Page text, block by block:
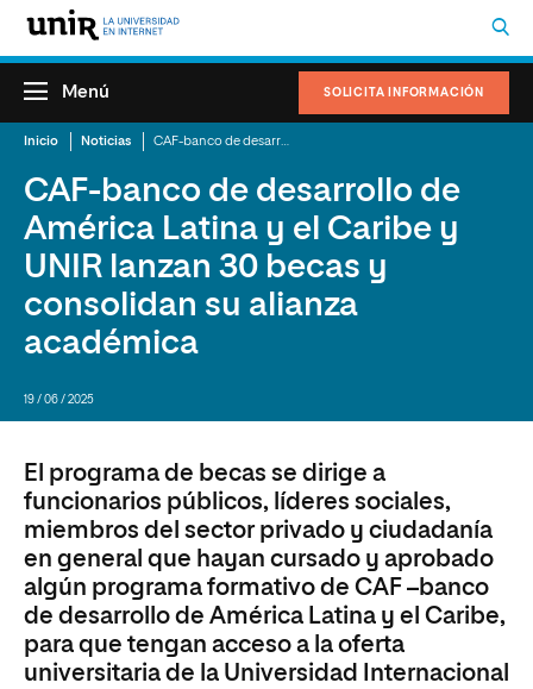
SOLICITA INFORMACIÓN
Menú
Inicio Noticias
CAF-banco de desarrollo de
América Latina y el Caribe y
UNIR lanzan 30 becas y
consolidan su alianza
académica
19 / 06 / 2025
El programa de becas se dirige a
funcionarios públicos, líderes sociales,
miembros del sector privado y ciudadanía
en general que hayan cursado y aprobado
algún programa formativo de CAF –banco
de desarrollo de América Latina y el Caribe,
para que tengan acceso a la oferta
universitaria de la Universidad Internacional